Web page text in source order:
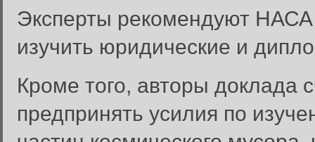
Эксперты рекомендуют
изучить юридические и
Кроме того, авторы доклада
предпринять усилия по